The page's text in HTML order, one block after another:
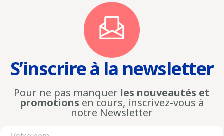
S’inscrire à la newsletter
Pour ne pas manquer les nouveautés et
promotions en cours, inscrivez-vous à
notre Newsletter